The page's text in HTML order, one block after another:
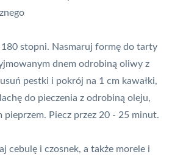
180 stopni. Nasmaruj formę do tarty
dnem odrobiną oliwy z
pestki i pokrój na 1 cm kawałki,
do pieczenia z odrobiną oleju,
pieprzem. Piecz przez 20 - 25 minut.
cebulę i czosnek, a także morele i